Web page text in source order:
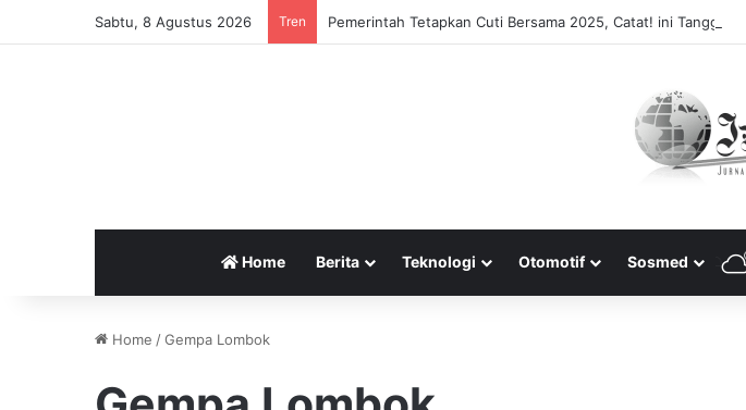
Sabtu, 8 Agustus 2026 Tren Pemerintah Tetapkan Cuti Bersama 2025, Catat! ini Tanggalnya
Home Berita Teknologi Otomotif Sosmed
Home /Gempa Lombok